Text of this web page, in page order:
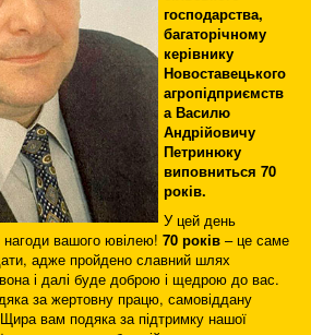
господарства,
багаторічному
керівнику
Новоставецького
агропідприємств
а Василю
Андрійовичу
Петринюку
виповниться 70
років.
У цей день
нагоди вашого ювілею! 70 років – це саме
адже пройдено славний шлях
і далі буде доброю і щедрою до вас.
за жертовну працю, самовіддану
вам подяка за підтримку нашої